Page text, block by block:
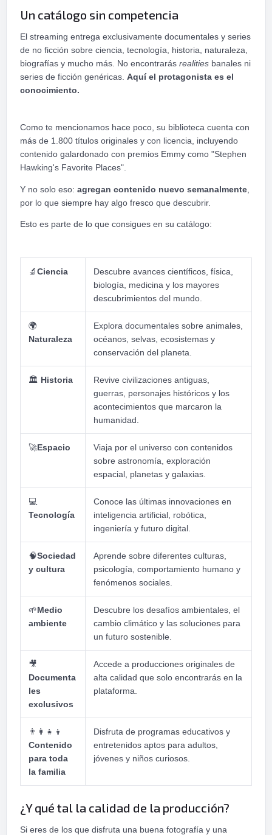
Un catálogo sin competencia
El streaming entrega exclusivamente documentales y series
de no ficción sobre ciencia, tecnología, historia, naturaleza,
biografías y mucho más. No encontrarás realities banales ni
series de ficción genéricas. Aquí el protagonista es el
conocimiento.
Como te mencionamos hace poco, su biblioteca cuenta con
más de 1.800 títulos originales y con licencia, incluyendo
contenido galardonado con premios Emmy como "Stephen
Hawking's Favorite Places".
Y no solo eso: agregan contenido nuevo semanalmente
por lo que siempre hay algo fresco que descubrir.
Esto es parte de lo que consigues en su catálogo:
🔬Ciencia
Descubre avances científicos, física,
biología, medicina y los mayores
descubrimientos del mundo.
🌍
Naturaleza
Explora documentales sobre animales,
océanos, selvas, ecosistemas y
conservación del planeta.
🏛 Historia
Revive civilizaciones antiguas,
guerras, personajes históricos y los
acontecimientos que marcaron la
humanidad.
🚀Espacio
Viaja por el universo con contenidos
sobre astronomía, exploración
espacial, planetas y galaxias.
💻
Tecnología
Conoce las últimas innovaciones en
inteligencia artificial, robótica,
ingeniería y futuro digital.
🧠Sociedad
y cultura
Aprende sobre diferentes culturas,
psicología, comportamiento humano y
fenómenos sociales.
🌱Medio
ambiente
Descubre los desafíos ambientales, el
cambio climático y las soluciones para
un futuro sostenible.
🎥
Documenta
les
exclusivos
Accede a producciones originales de
alta calidad que solo encontrarás en la
plataforma.
👨 👩 👧 👦
Contenido
para toda
la familia
Disfruta de programas educativos y
entretenidos aptos para adultos,
jóvenes y niños curiosos.
¿Y qué tal la calidad de la producción?
Si eres de los que disfruta una buena fotografía y una